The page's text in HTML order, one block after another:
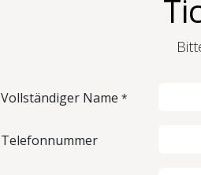
Vollständiger Name *
Telefonnummer